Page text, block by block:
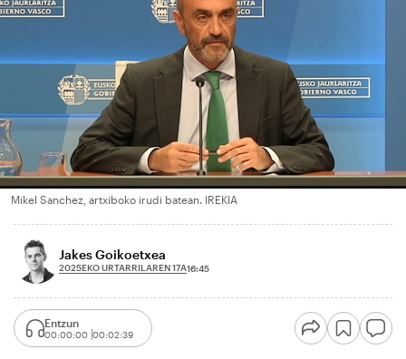
Mikel Sanchez, artxiboko irudi batean. IREKIA
Jakes Goikoetxea
2025EKO URTARRILAREN 17A16:45
Entzun
00:00:00 00:02:39